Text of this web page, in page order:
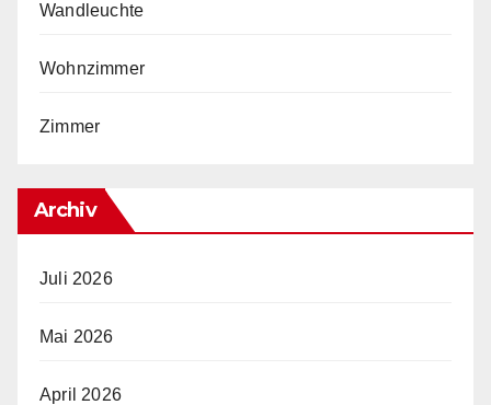
Wandleuchte
Wohnzimmer
Zimmer
Archiv
Juli 2026
Mai 2026
April 2026